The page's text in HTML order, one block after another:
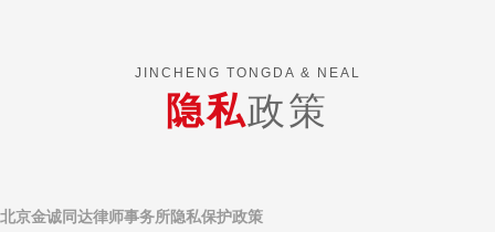
JINCHENG TONGDA & NEAL
隐私政策
北京金诚同达律师事务所隐私保护政策